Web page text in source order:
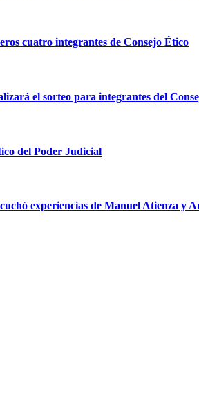
cuatro integrantes de Consejo Ético
el sorteo para integrantes del
del Poder Judicial
experiencias de Manuel Atienza y